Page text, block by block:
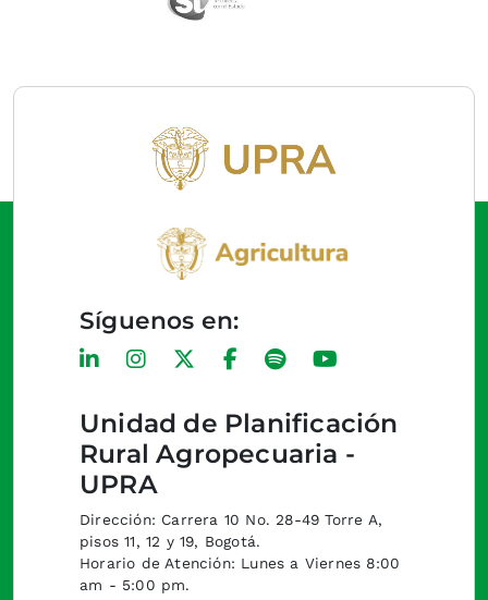
Unidad de Planificación
Rural Agropecuaria -
UPRA
Dirección: Carrera 10 No. 28-49 Torre A,
pisos 11, 12 y 19, Bogotá.
Horario de Atención: Lunes a Viernes 8:00
am - 5:00 pm.
Síguenos en: